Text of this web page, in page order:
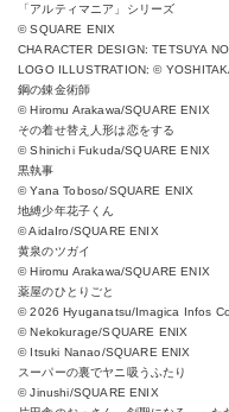
「アルティマニア」シリーズ
© SQUARE ENIX
CHARACTER DESIGN: TETSUYA
LOGO ILLUSTRATION: ©
鋼の錬金術師
© Hiromu Arakawa/SQUARE ENIX
その着せ替え人形は恋をする
© Shinichi Fukuda/SQUARE ENIX
黒執事
© Yana Toboso/SQUARE ENIX
地縛少年花子くん
© AidaIro/SQUARE ENIX
黄泉のツガイ
© Hiromu Arakawa/SQUARE ENIX
薬屋のひとりごと
© 2026 Hyuganatsu/Imagica Infos
© Nekokurage/SQUARE ENIX
© Itsuki Nanao/SQUARE ENIX
スーパーの裏でヤニ吸うふたり
© Jinushi/SQUARE ENIX